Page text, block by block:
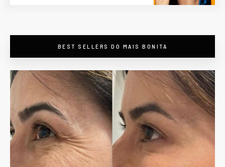
BEST SELLERS DO MAIS BONITA
maisbonitapormenos
preços válidos só pelo
nosso site/app -
Botox, Preenchimento,
Bioestimuladores,
Massagens e
Drenagens e +